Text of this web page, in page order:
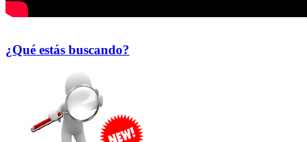
¿Qué estás buscando?